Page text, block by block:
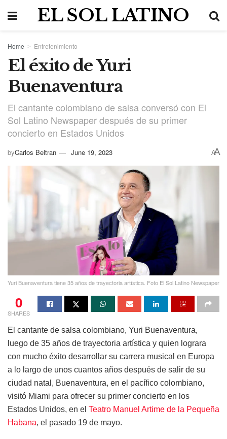
EL SOL LATINO
Home Entretenimiento
El éxito de Yuri
Buenaventura
El cantante colombiano de salsa conversó con El
Sol Latino Newspaper después de su primer
concierto en Estados Unidos
byCarlos Beltran June 19, 2023 AA
Yuri Buenaventura tiene 35 años de trayectoria artística. Foto El Sol Latino Newspaper
0
SHARES
El cantante de salsa colombiano, Yuri Buenaventura,
luego de 35 años de trayectoria artística y quien lograra
con mucho éxito desarrollar su carrera musical en Europa
a lo largo de unos cuantos años después de salir de su
ciudad natal, Buenaventura, en el pacífico colombiano,
visitó Miami para ofrecer su primer concierto en los
Estados Unidos, en el Teatro Manuel Artime de la Pequeña
Habana, el pasado 19 de mayo.